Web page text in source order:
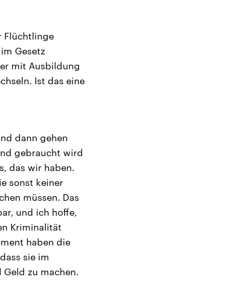
Flüchtlinge
Gesetz
mit Ausbildung
Ist das eine
dann gehen
gebraucht wird
das wir haben.
sonst keiner
müssen. Das
und ich hoffe,
Kriminalität
haben die
sie im
zu machen.